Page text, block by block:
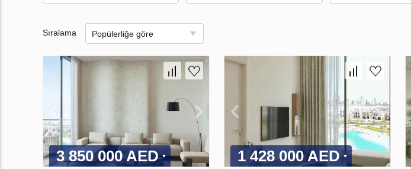
Sıralama Popülerliğe göre
3 850 000 AED 1 428 000 AED